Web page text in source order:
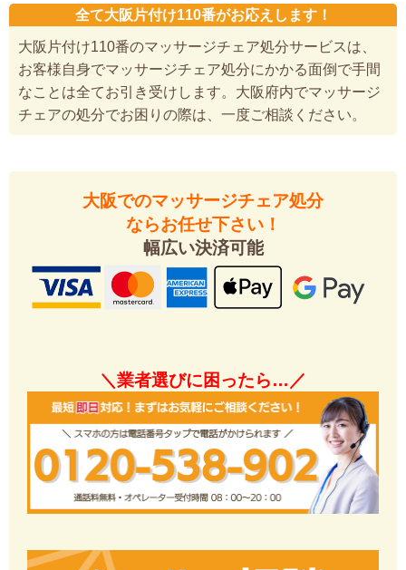
全て大阪片付け110番がお応えします！
大阪片付け110番のマッサージチェア処分サービスは、
お客様自身でマッサージチェア処分にかかる面倒で手間
なことは全てお引き受けします。大阪府内でマッサージ
チェアの処分でお困りの際は、一度ご相談ください。
大阪でのマッサージチェア処分
ならお任せ下さい！
幅広い決済可能
＼業者選びに困ったら…／